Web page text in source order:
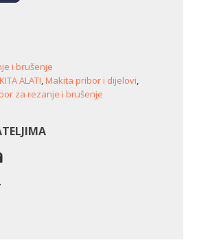
i brušenje
ALATI,Makita pribor i dijelovi,
za rezanje i brušenje